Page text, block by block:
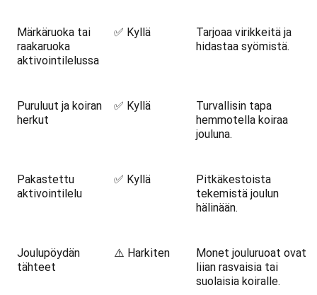
Märkäruoka tai
raakaruoka
aktivointilelussa
✅ Kyllä
Tarjoaa virikkeitä ja
hidastaa syömistä.
Puruluut ja koiran
herkut
✅ Kyllä
Turvallisin tapa
hemmotella koiraa
jouluna.
Pakastettu
aktivointilelu
✅ Kyllä
Pitkäkestoista
tekemistä joulun
hälinään.
Joulupöydän
tähteet
⚠️ Harkiten
Monet jouluruoat ovat
liian rasvaisia tai
suolaisia koiralle.